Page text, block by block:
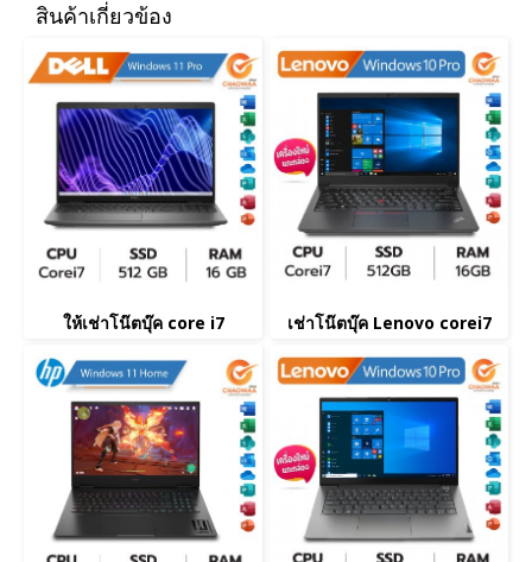
สินค้าเกี่ยวข้อง
ให้เช่าโน๊ตบุ๊ค core i7 เช่าโน๊ตบุ๊ค Lenovo corei7